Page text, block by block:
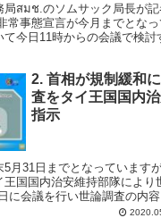
局สมช.のソムサック局長が記
常事態宣言が今月までとな
今日11時からの会議で検討
した、タイマッサージ店と娯
2. 首相が規制緩和
査をタイ王国国内
指示
月31日までとなっています
国国内治安維持部隊により
に会議を行い世論調査の内容